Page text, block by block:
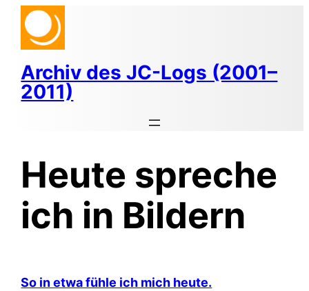
Zum
Inhalt
springen
Archiv des JC-Logs (2001–
2011)
Heute spreche
ich in Bildern
So in etwa fühle ich mich heute.